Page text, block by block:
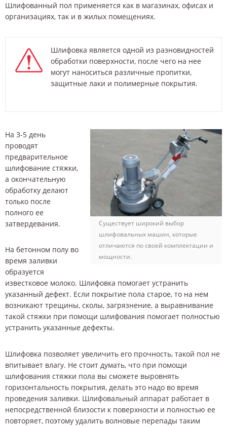
Шлифованный пол применяется как в магазинах, офисах и
организациях, так и в жилых помещениях.
Шлифовка является одной из разновидностей
обработки поверхности, после чего на нее
могут наноситься различные пропитки,
защитные лаки и полимерные покрытия.
Существует широкий выбор
шлифовальных машин, которые
отличаются по своей комплектации и
мощности.
На 3-5 день
проводят
предварительное
шлифование стяжки,
а окончательную
обработку делают
только после
полного ее
затвердевания.
На бетонном полу во
время заливки
образуется
известковое молоко. Шлифовка помогает устранить
указанный дефект. Если покрытие пола старое, то на нем
возникают трещины, сколы, загрязнение, а выравнивание
такой стяжки при помощи шлифования помогает полностью
устранить указанные дефекты.
Шлифовка позволяет увеличить его прочность, такой пол не
впитывает влагу. Не стоит думать, что при помощи
шлифования стяжки пола вы сможете выровнять
горизонтальность покрытия, делать это надо во время
проведения заливки. Шлифовальный аппарат работает в
непосредственной близости к поверхности и полностью ее
повторяет, поэтому удалить волновые перепады таким